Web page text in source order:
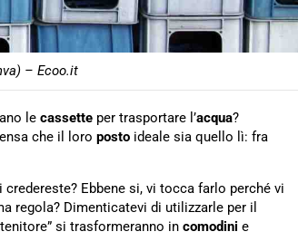
– Ecoo.it
le cassette per trasportare l’acqua?
che il loro posto ideale sia quello lì: fra
credereste? Ebbene si, vi tocca farlo perché vi
regola? Dimenticatevi di utilizzarle per il
si trasformeranno in comodini e